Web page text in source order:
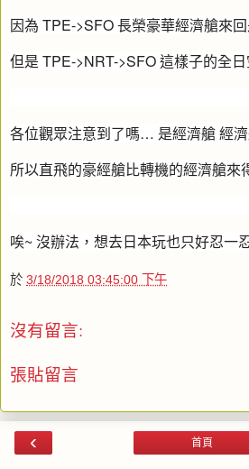
因為 TPE->SFO 長榮豪華經濟艙來
但是 TPE->NRT->SFO 這樣子的全
各位觀眾注意到了嗎… 是經濟艙 經
所以直飛的豪經艙比轉機的經濟艙來
唉~ 沒辦法，想去日本玩也只好忍一
於 3/18/2018 03:45:00 下午
沒有留言:
張貼留言
‹ 首頁